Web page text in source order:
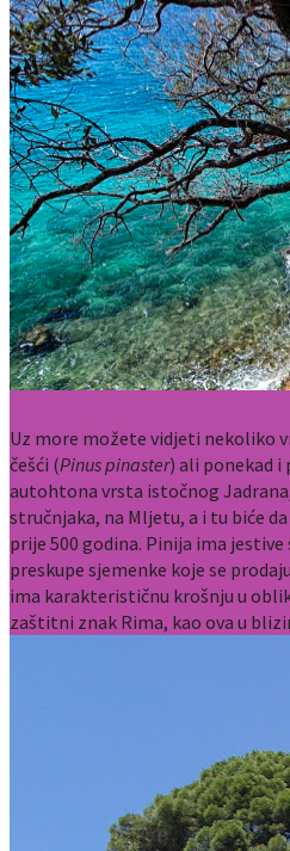
Uz more možete vidjeti nekoliko
češći (Pinus pinaster) ali ponekad i
autohtona vrsta istočnog
stručnjaka, na Mljetu, a i tu biće
prije 500 godina. Pinija ima jestive
preskupe sjemenke koje se
ima karakterističnu krošnju u
zaštitni znak Rima, kao ova u